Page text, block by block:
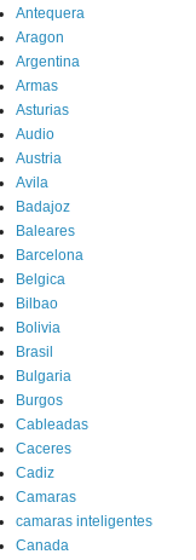
Antequera
Aragon
Argentina
Armas
Asturias
Audio
Austria
Avila
Badajoz
Baleares
Barcelona
Belgica
Bilbao
Bolivia
Brasil
Bulgaria
Burgos
Cableadas
Caceres
Cadiz
Camaras
camaras inteligentes
Canada